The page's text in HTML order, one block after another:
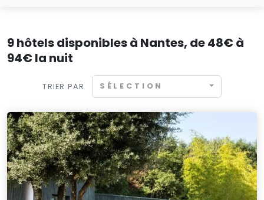
9 hôtels disponibles à Nantes, de 48€ à
94€ la nuit
TRIER PAR SÉLECTION